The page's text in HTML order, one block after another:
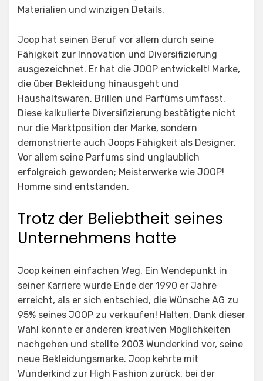
Materialien und winzigen Details.
Joop hat seinen Beruf vor allem durch seine
Fähigkeit zur Innovation und Diversifizierung
ausgezeichnet. Er hat die JOOP entwickelt! Marke,
die über Bekleidung hinausgeht und
Haushaltswaren, Brillen und Parfüms umfasst.
Diese kalkulierte Diversifizierung bestätigte nicht
nur die Marktposition der Marke, sondern
demonstrierte auch Joops Fähigkeit als Designer.
Vor allem seine Parfums sind unglaublich
erfolgreich geworden; Meisterwerke wie JOOP!
Homme sind entstanden.
Trotz der Beliebtheit seines
Unternehmens hatte
Joop keinen einfachen Weg. Ein Wendepunkt in
seiner Karriere wurde Ende der 1990 er Jahre
erreicht, als er sich entschied, die Wünsche AG zu
95% seines JOOP zu verkaufen! Halten. Dank dieser
Wahl konnte er anderen kreativen Möglichkeiten
nachgehen und stellte 2003 Wunderkind vor, seine
neue Bekleidungsmarke. Joop kehrte mit
Wunderkind zur High Fashion zurück, bei der